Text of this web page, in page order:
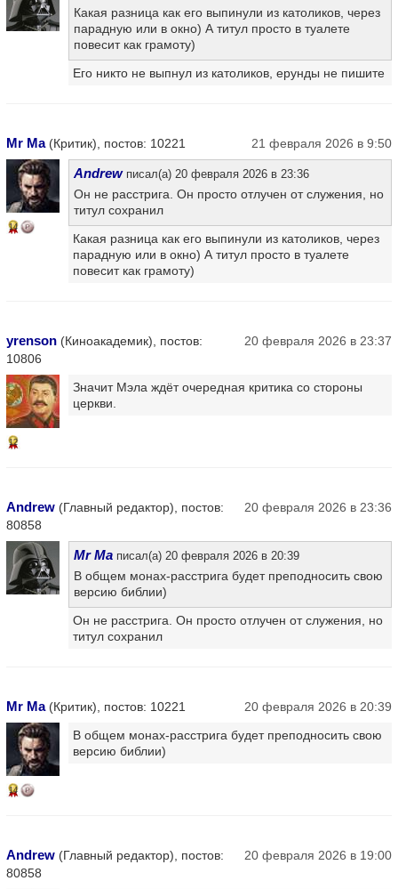
Какая разница как его выпинули из католиков, через
парадную или в окно) А титул просто в туалете
повесит как грамоту)
Его никто не выпнул из католиков, ерунды не пишите
Mr Ma(Критик), постов: 10221 21 февраля 2026 в 9:50
14
Andrewписал(а) 20 февраля 2026 в 23:36
Он не расстрига. Он просто отлучен от служения, но
титул сохранил
Какая разница как его выпинули из католиков, через
парадную или в окно) А титул просто в туалете
повесит как грамоту)
yrenson (Киноакадемик), постов:
10806
20 февраля 2026 в 23:37
12
Значит Мэла ждёт очередная критика со стороны
церкви.
Andrew (Главный редактор), постов:
80858
20 февраля 2026 в 23:36
Mr Ma писал(а) 20 февраля 2026 в 20:39
В общем монах-расстрига будет преподносить свою
версию библии)
Он не расстрига. Он просто отлучен от служения, но
титул сохранил
Mr Ma(Критик), постов: 10221 20 февраля 2026 в 20:39
14
В общем монах-расстрига будет преподносить свою
версию библии)
Andrew (Главный редактор), постов:
80858
20 февраля 2026 в 19:00